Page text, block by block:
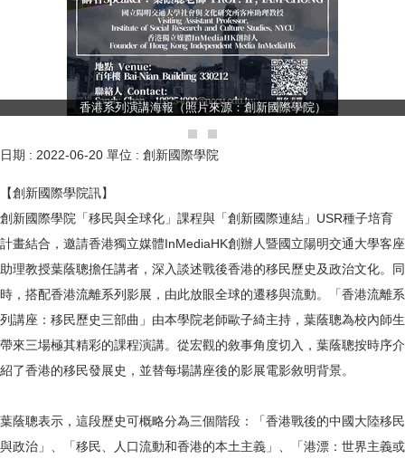
香港系列演講海報（照片來源：創新國際學院）
日期 : 2022-06-20 單位 : 創新國際學院
【創新國際學院訊】
創新國際學院「移民與全球化」課程與「創新國際連結」USR種子培育
計畫結合，邀請香港獨立媒體InMediaHK創辦人暨國立陽明交通大學客座
助理教授葉蔭聰擔任講者，深入談述戰後香港的移民歷史及政治文化。同
時，搭配香港流離系列影展，由此放眼全球的遷移與流動。「香港流離系
列講座：移民歷史三部曲」由本學院老師歐子綺主持，葉蔭聰為校內師生
帶來三場極其精彩的課程演講。從宏觀的敘事角度切入，葉蔭聰按時序介
紹了香港的移民發展史，並替每場講座後的影展電影敘明背景。
葉蔭聰表示，這段歷史可概略分為三個階段：「香港戰後的中國大陸移民
與政治」、「移民、人口流動和香港的本土主義」、「港漂：世界主義或